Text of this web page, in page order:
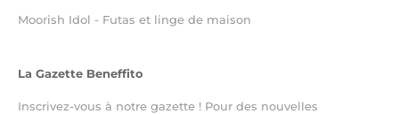
Moorish Idol - Futas et linge de maison
La Gazette Beneffito
Inscrivez-vous à notre gazette ! Pour des nouvelles